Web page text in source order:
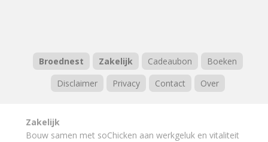
Broednest Zakelijk Cadeaubon
Boeken
Disclaimer
Privacy Contact Over
Zakelijk
Bouw samen met soChicken aan werkgeluk en vitaliteit